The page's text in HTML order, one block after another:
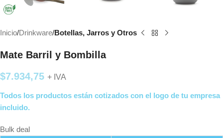
Inicio Drinkware Botellas, Jarros y Otros
Mate Barril y Bombilla
$7.934,75 + IVA
Todos los productos están cotizados con el logo de tu empresa
incluido.
Bulk deal